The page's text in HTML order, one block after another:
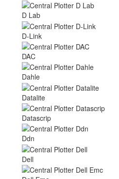
D Lab
D-Link
DAC
Dahle
Datalite
Datascrip
Ddn
Dell